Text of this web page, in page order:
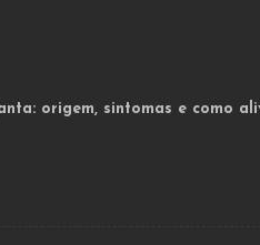
origem, sintomas e como